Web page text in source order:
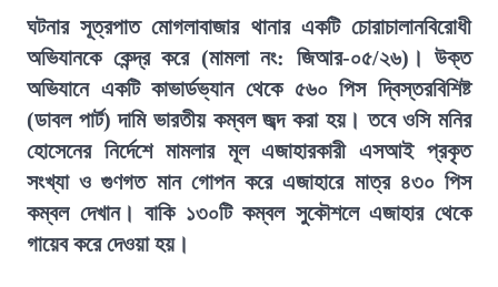
ঘটনার সূত্রপাত মোগলাবাজার থানার একটি চোরাচালানবিরোধী
অভিযানকে কেন্দ্র করে (মামলা নং: জিআর-০৫/২৬)। উক্ত
অভিযানে একটি কাভার্ডভ্যান থেকে ৫৬০ পিস দ্বিস্তরবিশিষ্ট
(ডাবল পার্ট) দামি ভারতীয় কম্বল জব্দ করা হয়। তবে ওসি মনির
হোসেনের নির্দেশে মামলার মূল এজাহারকারী এসআই প্রকৃত
সংখ্যা ও গুণগত মান গোপন করে এজাহারে মাত্র ৪৩০ পিস
কম্বল দেখান। বাকি ১৩০টি কম্বল সুকৌশলে এজাহার থেকে
গায়েব করে দেওয়া হয়।